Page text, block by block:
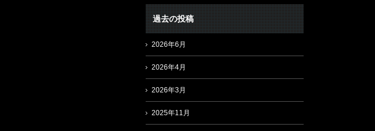
過去の投稿
2026年6月
2026年4月
2026年3月
2025年11月